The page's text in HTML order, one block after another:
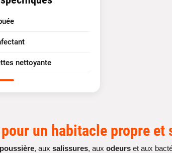
nettoyante
un habitacle propre et
poussière, aux salissures, aux odeurs et aux